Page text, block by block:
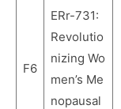
F6
ERr-731:
Revolutio
nizing Wo
men’s Me
nopausal